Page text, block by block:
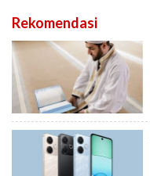
Rekomendasi